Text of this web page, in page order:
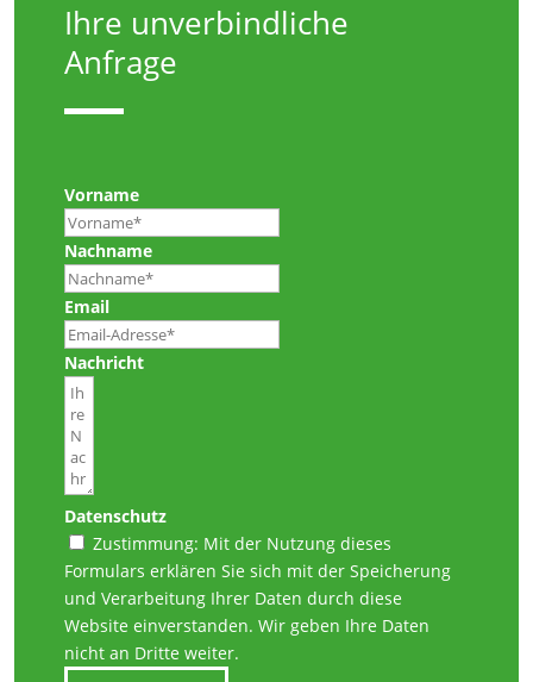
Ihre unverbindliche
Anfrage
Vorname
Nachname
Email
Nachricht
Datenschutz
Zustimmung: Mit der Nutzung dieses
Formulars erklären Sie sich mit der Speicherung
und Verarbeitung Ihrer Daten durch diese
Website einverstanden. Wir geben Ihre Daten
nicht an Dritte weiter.